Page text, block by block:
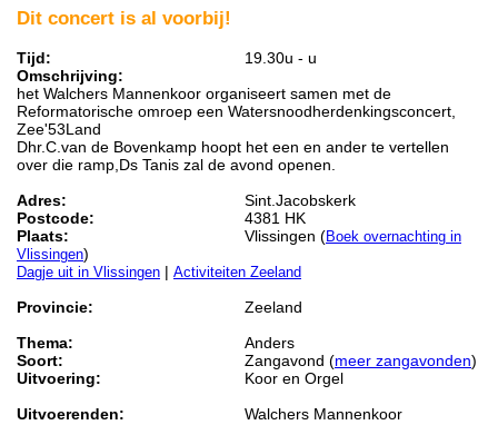
Dit concert is al voorbij!
Tijd:
19.30u - u
Omschrijving:
het Walchers Mannenkoor organiseert samen met de
Reformatorische omroep een Watersnoodherdenkingsconcert,
Zee'53Land
Dhr.C.van de Bovenkamp hoopt het een en ander te vertellen
over die ramp,Ds Tanis zal de avond openen.
Adres:
Sint.Jacobskerk
Postcode:
4381 HK
Plaats:
Vlissingen (Boek overnachting in
Vlissingen)
Dagje uit in Vlissingen | Activiteiten Zeeland
Provincie:
Zeeland
Thema:
Anders
Soort:
Zangavond (meer zangavonden)
Uitvoering:
Koor en Orgel
Uitvoerenden:
Walchers Mannenkoor